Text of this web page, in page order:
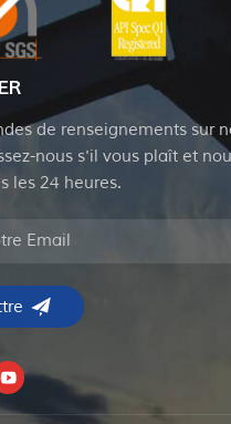
de renseignements sur
nous s'il vous plaît et
les 24 heures.